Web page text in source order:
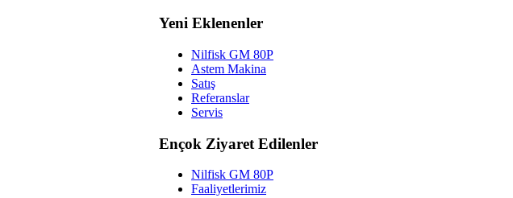
Yeni Eklenenler
Nilfisk GM 80P
Astem Makina
Satış
Referanslar
Servis
Ençok Ziyaret Edilenler
Nilfisk GM 80P
Faaliyetlerimiz